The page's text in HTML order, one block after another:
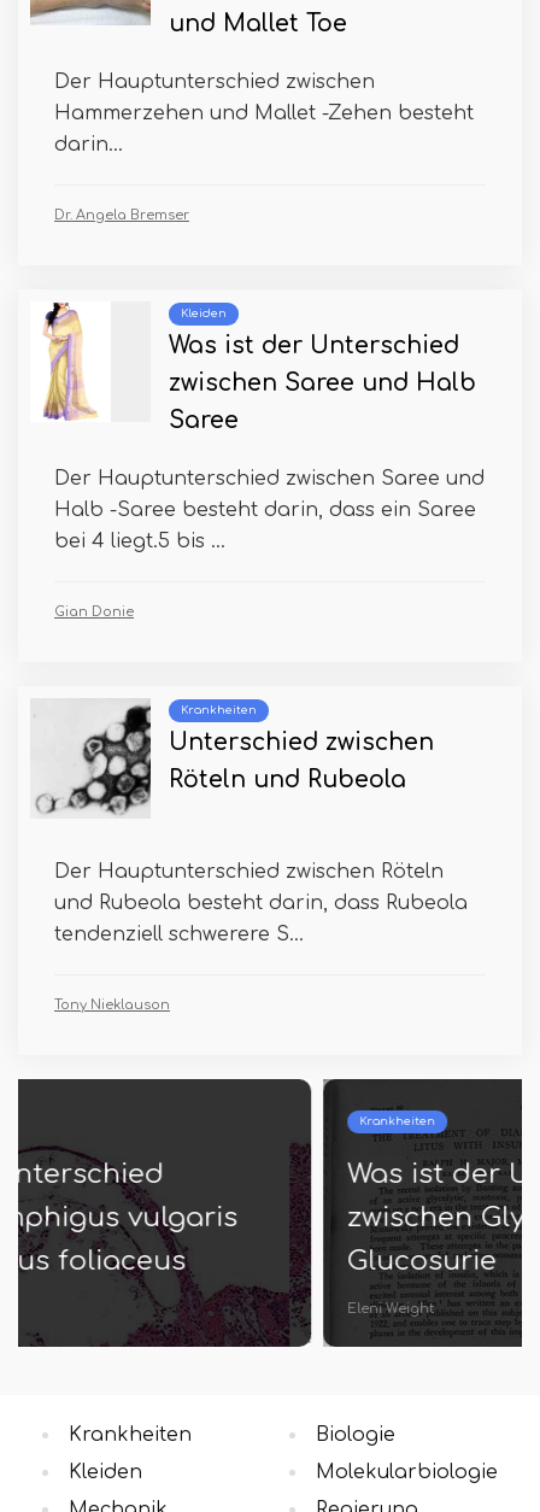
und Mallet Toe
Der Hauptunterschied zwischen
Hammerzehen und Mallet -Zehen besteht
darin...
Dr. Angela Bremser
Kleiden
Was ist der Unterschied
zwischen Saree und Halb
Saree
Der Hauptunterschied zwischen Saree und
Halb -Saree besteht darin, dass ein Saree
bei 4 liegt.5 bis ...
Gian Donie
Krankheiten
Unterschied zwischen
Röteln und Rubeola
Der Hauptunterschied zwischen Röteln
und Rubeola besteht darin, dass Rubeola
tendenziell schwerere S...
Tony Nieklauson
Was ist der Unterschied
zwischen Glykosurie und
Glucosurie
Krankheiten
Kleiden
Biologie
Molekularbiologie